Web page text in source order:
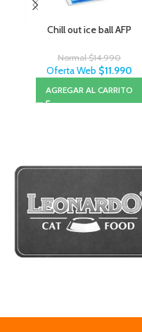
Chill out ice ball AFP
Normal$14.990
Oferta Web $11.990
AGREGAR AL CARRITO